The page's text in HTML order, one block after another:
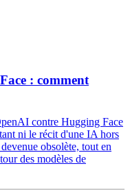
: comment
contre Hugging Face
ni le récit d'une IA hors
obsolète, tout en
des modèles de